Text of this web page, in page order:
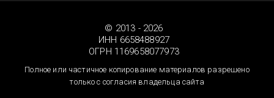
© 2013 - 2026
ИНН 6658488927
ОГРН 1169658077973
Полное или частичное копирование материалов разрешено
только с согласия владельца сайта